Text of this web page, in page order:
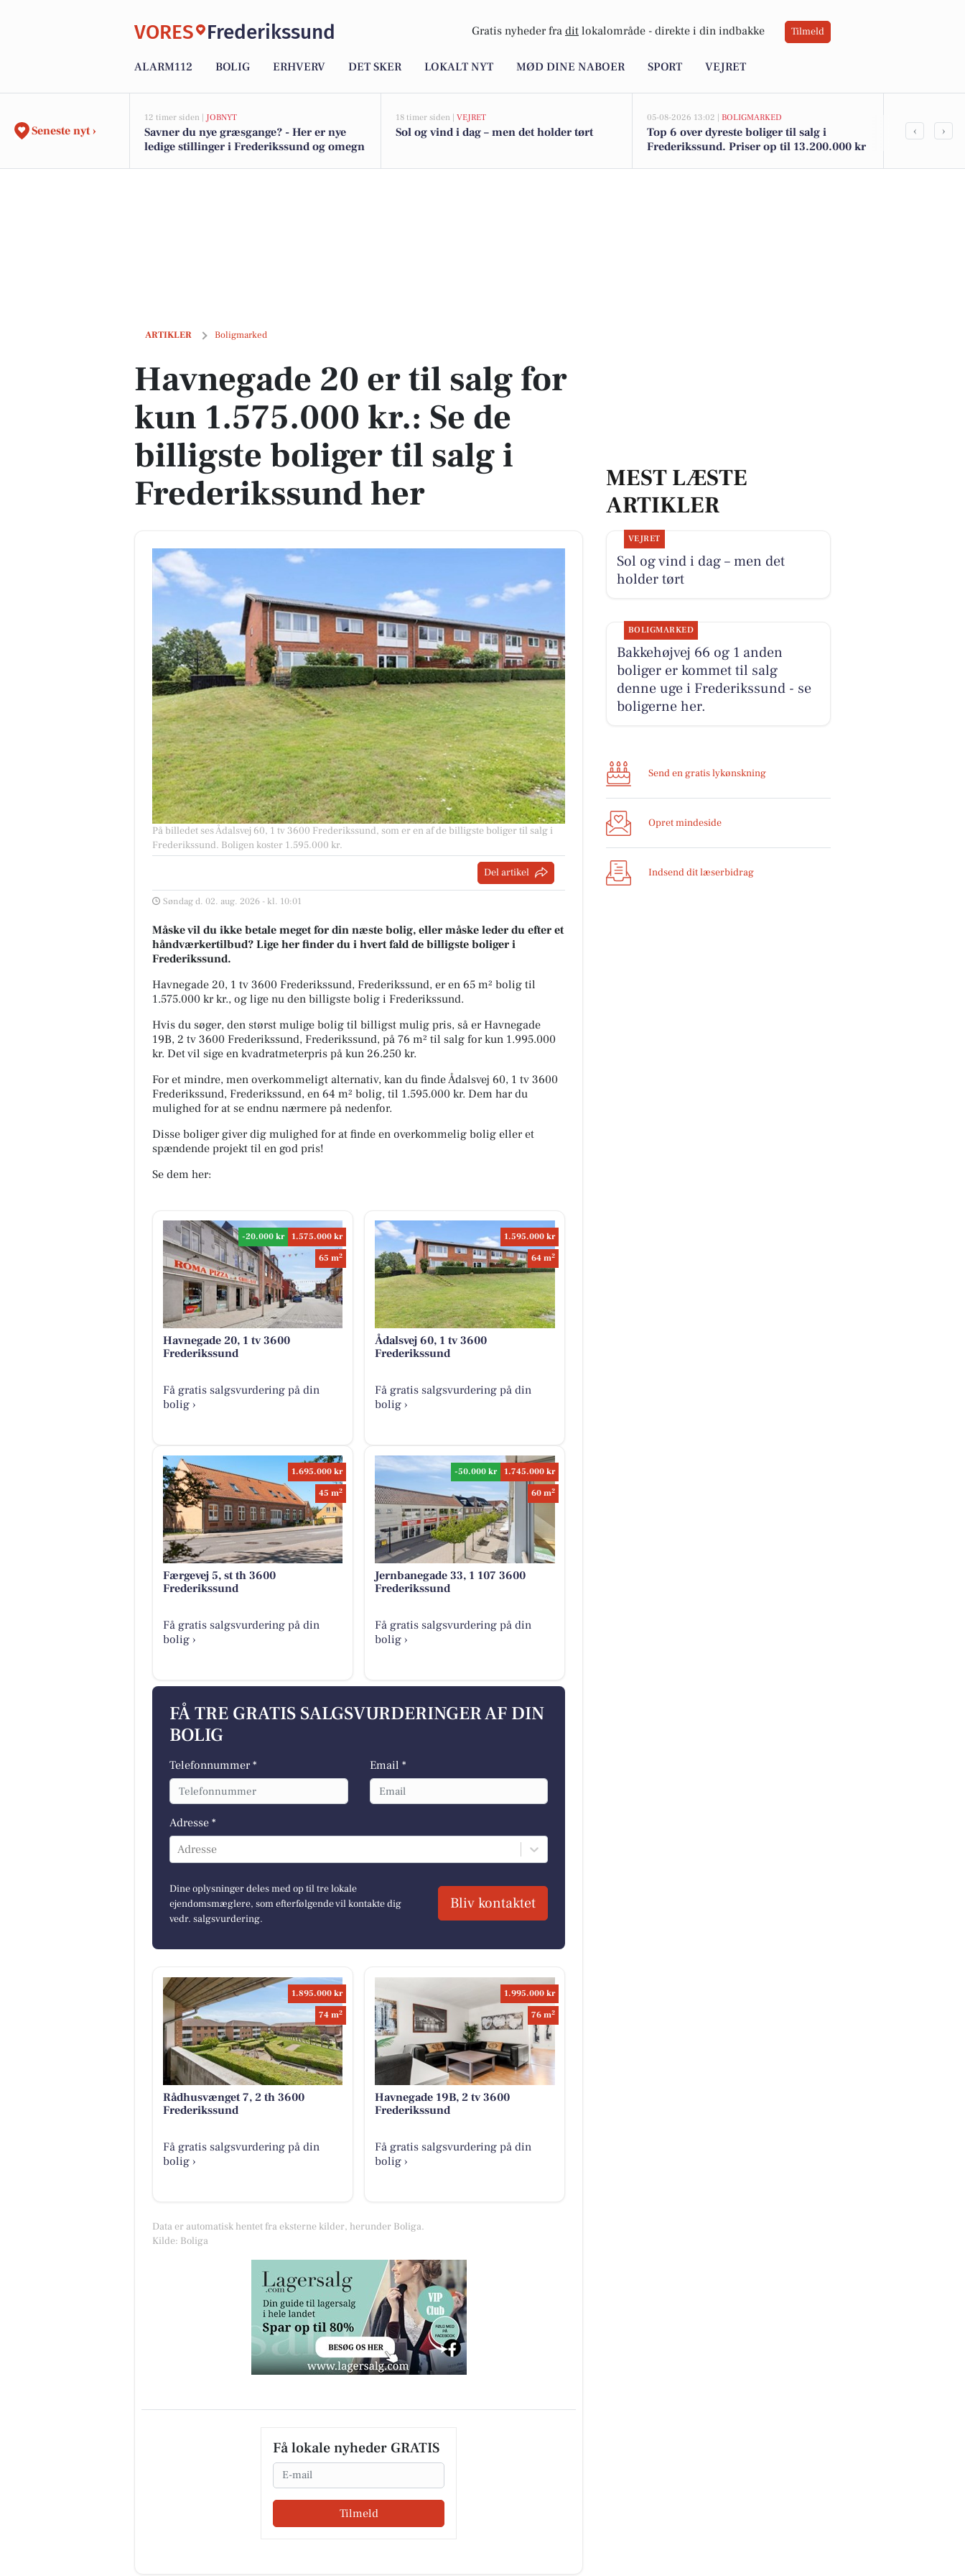
VORES Frederikssund Gratis nyheder fra dit lokalområde - direkte i din indbakke Tilmeld
ALARM112 BOLIG ERHVERV DET SKER LOKALT NYT MØD DINE NABOER SPORT VEJRET
Seneste nyt ›
12 timer siden | JOBNYT
Savner du nye græsgange? - Her er nye
ledige stillinger i Frederikssund og omegn
18 timer siden | VEJRET
Sol og vind i dag – men det holder tørt
05-08-2026 13:02 | BOLIGMARKED
Top 6 over dyreste boliger til salg i
Frederikssund. Priser op til 13.200.000 kr
‹ ›
ARTIKLER Boligmarked
Havnegade 20 er til salg for kun 1.575.000 kr.: Se de billigste boliger til salg i Frederikssund her
Havnegade 20 er til salg for
kun 1.575.000 kr.: Se de
billigste boliger til salg i
Frederikssund her
På billedet ses Ådalsvej 60, 1 tv 3600 Frederikssund, som er en af de billigste boliger til salg i
Frederikssund. Boligen koster 1.595.000 kr.
Del artikel
Søndag d. 02. aug. 2026 - kl. 10:01
Måske vil du ikke betale meget for din næste bolig, eller måske leder du efter et
håndværkertilbud? Lige her finder du i hvert fald de billigste boliger i
Frederikssund.
Havnegade 20, 1 tv 3600 Frederikssund, Frederikssund, er en 65 m² bolig til
1.575.000 kr kr., og lige nu den billigste bolig i Frederikssund.
Hvis du søger, den størst mulige bolig til billigst mulig pris, så er Havnegade
19B, 2 tv 3600 Frederikssund, Frederikssund, på 76 m² til salg for kun 1.995.000
kr. Det vil sige en kvadratmeterpris på kun 26.250 kr.
For et mindre, men overkommeligt alternativ, kan du finde Ådalsvej 60, 1 tv 3600
Frederikssund, Frederikssund, en 64 m² bolig, til 1.595.000 kr. Dem har du
mulighed for at se endnu nærmere på nedenfor.
Disse boliger giver dig mulighed for at finde en overkommelig bolig eller et
spændende projekt til en god pris!
Se dem her:
-20.000 kr
1.575.000 kr
65 m2
Havnegade 20, 1 tv 3600
Frederikssund
Få gratis salgsvurdering på din
bolig ›
1.595.000 kr
64 m2
Ådalsvej 60, 1 tv 3600
Frederikssund
Få gratis salgsvurdering på din
bolig ›
1.695.000 kr
45 m2
Færgevej 5, st th 3600
Frederikssund
Få gratis salgsvurdering på din
bolig ›
-50.000 kr
1.745.000 kr
60 m2
Jernbanegade 33, 1 107 3600
Frederikssund
Få gratis salgsvurdering på din
bolig ›
FÅ TRE GRATIS SALGSVURDERINGER AF DIN
BOLIG
Telefonnummer * Email *
Adresse *
Adresse
Dine oplysninger deles med op til tre lokale
ejendomsmæglere, som efterfølgende vil kontakte dig
vedr. salgsvurdering.
Bliv kontaktet
1.895.000 kr
74 m2
Rådhusvænget 7, 2 th 3600
Frederikssund
Få gratis salgsvurdering på din
bolig ›
1.995.000 kr
76 m2
Havnegade 19B, 2 tv 3600
Frederikssund
Få gratis salgsvurdering på din
bolig ›
Data er automatisk hentet fra eksterne kilder, herunder Boliga.
Kilde: Boliga
Få lokale nyheder GRATIS
Email
Tilmeld
MEST LÆSTE
ARTIKLER
VEJRET
Sol og vind i dag – men det
holder tørt
BOLIGMARKED
Bakkehøjvej 66 og 1 anden
boliger er kommet til salg
denne uge i Frederikssund - se
boligerne her.
Send en gratis lykønskning
Opret mindeside
Indsend dit læserbidrag